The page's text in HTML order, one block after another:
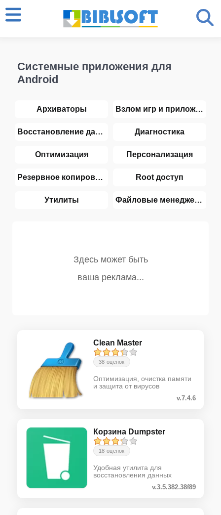
Системные приложения для
Android
Архиваторы Взлом игр и приложений
Восстановление данных Диагностика
Оптимизация Персонализация
Резервное копирование Root доступ
Утилиты Файловые менеджеры
Clean Master
38 оценок
Оптимизация, очистка памяти
и защита от вирусов
v.7.4.6
Корзина Dumpster
18 оценок
Удобная утилита для
восстановления данных
v.3.5.382.38f89